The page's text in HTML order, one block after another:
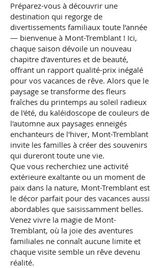
Préparez-vous à découvrir une
destination qui regorge de
divertissements familiaux toute l’année
— bienvenue à Mont-Tremblant ! Ici,
chaque saison dévoile un nouveau
chapitre d’aventures et de beauté,
offrant un rapport qualité-prix inégalé
pour vos vacances de rêve. Alors que le
paysage se transforme des fleurs
fraîches du printemps au soleil radieux
de l'été, du kaléidoscope de couleurs de
l'automne aux paysages enneigés
enchanteurs de l'hiver, Mont-Tremblant
invite les familles à créer des souvenirs
qui dureront toute une vie.
Que vous recherchiez une activité
extérieure exaltante ou un moment de
paix dans la nature, Mont-Tremblant est
le décor parfait pour des vacances aussi
abordables que saisissamment belles.
Venez vivre la magie de Mont-
Tremblant, où la joie des aventures
familiales ne connaît aucune limite et
chaque visite semble un rêve devenu
réalité.